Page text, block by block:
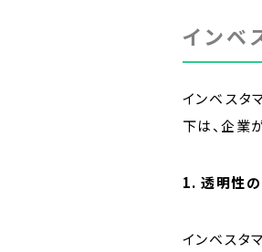
インベ
インベスタ
下は、企業
1. 透明性
インベスタ